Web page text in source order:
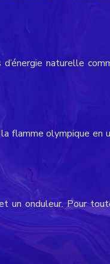
naturelle
flamme olympique en
un onduleur. Pour